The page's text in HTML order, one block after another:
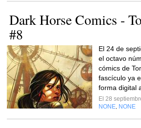
Dark Horse Comics -
#8
El 24 de
el octavo
cómics de
fascículo ya
forma digital
El 28
NONE NONE